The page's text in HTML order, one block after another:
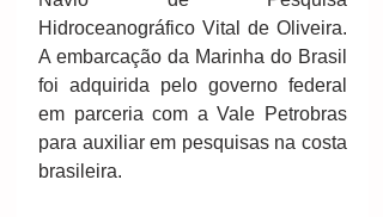
Hidroceanográfico Vital de Oliveira.
A embarcação da Marinha do Brasil
foi adquirida pelo governo federal
em parceria com a Vale Petrobras
para auxiliar em pesquisas na costa
brasileira.